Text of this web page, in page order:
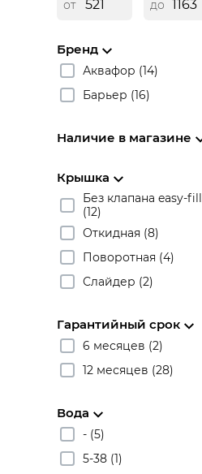
от до
Бренд
Аквафор (14)
Барьер (16)
Наличие в магазине
Крышка
Без клапана easy-fill
(12)
Откидная (8)
Поворотная (4)
Слайдер (2)
Гарантийный срок
6 месяцев (2)
12 месяцев (28)
Вода
- (5)
5-38 (1)